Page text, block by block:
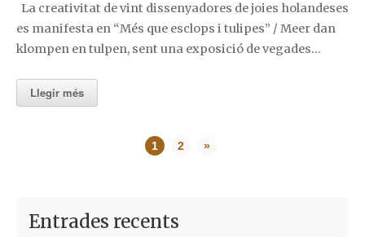
La creativitat de vint dissenyadores de joies holandeses
es manifesta en “Més que esclops i tulipes” / Meer dan
klompen en tulpen, sent una exposició de vegades…
Llegir més
1 2 »
Entrades recents